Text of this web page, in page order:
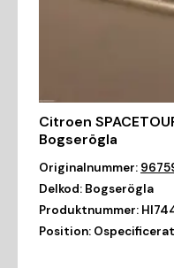
Citroen
Bogserögla
Originalnummer:
Delkod: Bogserögla
Produktnummer:
Position: Ospecificerat